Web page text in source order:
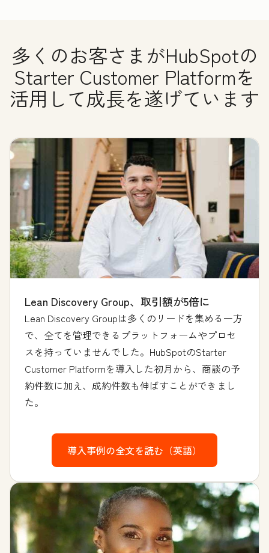
多くのお客さまがHubSpotの
Starter Customer Platformを
活用して成長を遂げています
Lean Discovery Group、取引額が5倍に
Lean Discovery Groupは多くのリードを集める一方
で、全てを管理できるプラットフォームやプロセ
スを持っていませんでした。HubSpotのStarter
Customer Platformを導入した初月から、商談の予
約件数に加え、成約件数も伸ばすことができまし
た。
導入事例の全文を読む（英語）